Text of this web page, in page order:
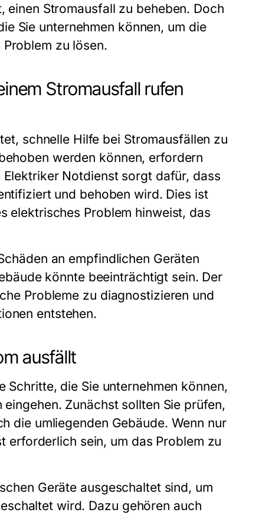
einen Stromausfall zu beheben. Doch
Sie unternehmen können, um die
zu lösen.
Stromausfall rufen
schnelle Hilfe bei Stromausfällen zu
werden können, erfordern
Elektriker Notdienstsorgt dafür, dass
und behoben wird. Dies ist
elektrisches Problem hinweist, das
an empfindlichen Geräten
könnte beeinträchtigt sein. Der
Probleme zu diagnostizieren und
entstehen.
ausfällt
die Sie unternehmen können,
Zunächst sollten Sie prüfen,
die umliegenden Gebäude. Wenn nur
erforderlich sein, um das Problem zu
Geräte ausgeschaltet sind, um
wird. Dazu gehören auch